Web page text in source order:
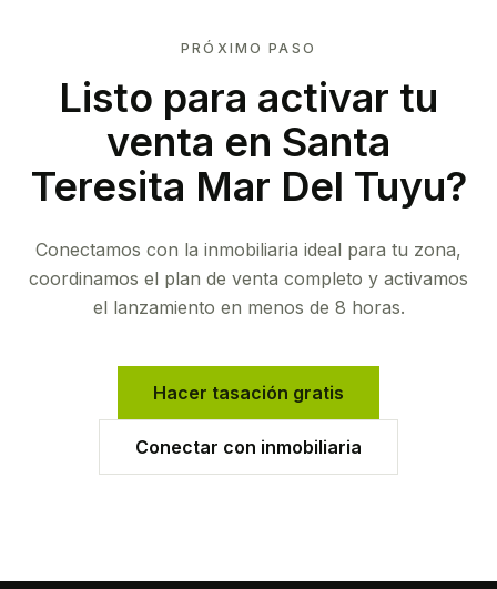
PRÓXIMO PASO
Listo para activar tu
venta en Santa
Teresita Mar Del Tuyu?
Conectamos con la inmobiliaria ideal para tu zona,
coordinamos el plan de venta completo y activamos
el lanzamiento en menos de 8 horas.
Hacer tasación gratis
Conectar con inmobiliaria